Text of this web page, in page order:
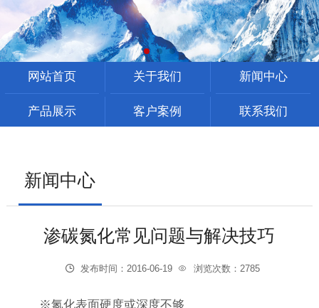
客户案例
联系我们
网站首页 关于我们 新闻中心
产品展示 客户案例 联系我们
新闻中心
渗碳氮化常见问题与解决技巧
 发布时间：2016-06-19 󰇰 浏览次数：2785
※氮化表面硬度或深度不够